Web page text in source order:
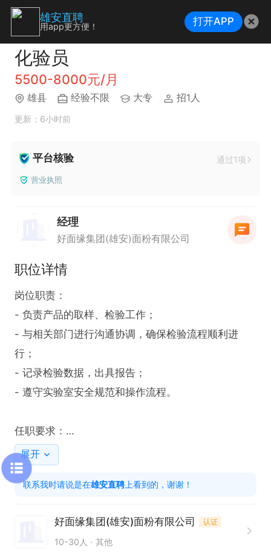
化验员
5500-8000元/月
雄县 经验不限 大专 招1人
更新：6小时前
平台核验 通过1项
营业执照
经理
好面缘集团(雄安)面粉有限公司
职位详情
岗位职责：
- 负责产品的取样、检验工作；
- 与相关部门进行沟通协调，确保检验流程顺利进
行；
- 记录检验数据，出具报告；
- 遵守实验室安全规范和操作流程。
任职要求：
- 大专及以上学历，化学、生物、食品等相关专业优
先；
- 具备一定的实验操作能力；
- 有相关工作经验者优先。
展开
联系我时请说是在雄安直聘 上看到的，谢谢！
好面缘集团(雄安)面粉有限公司 认证
10-30人 其他
雄安直聘
用app更方便！ 打开APP